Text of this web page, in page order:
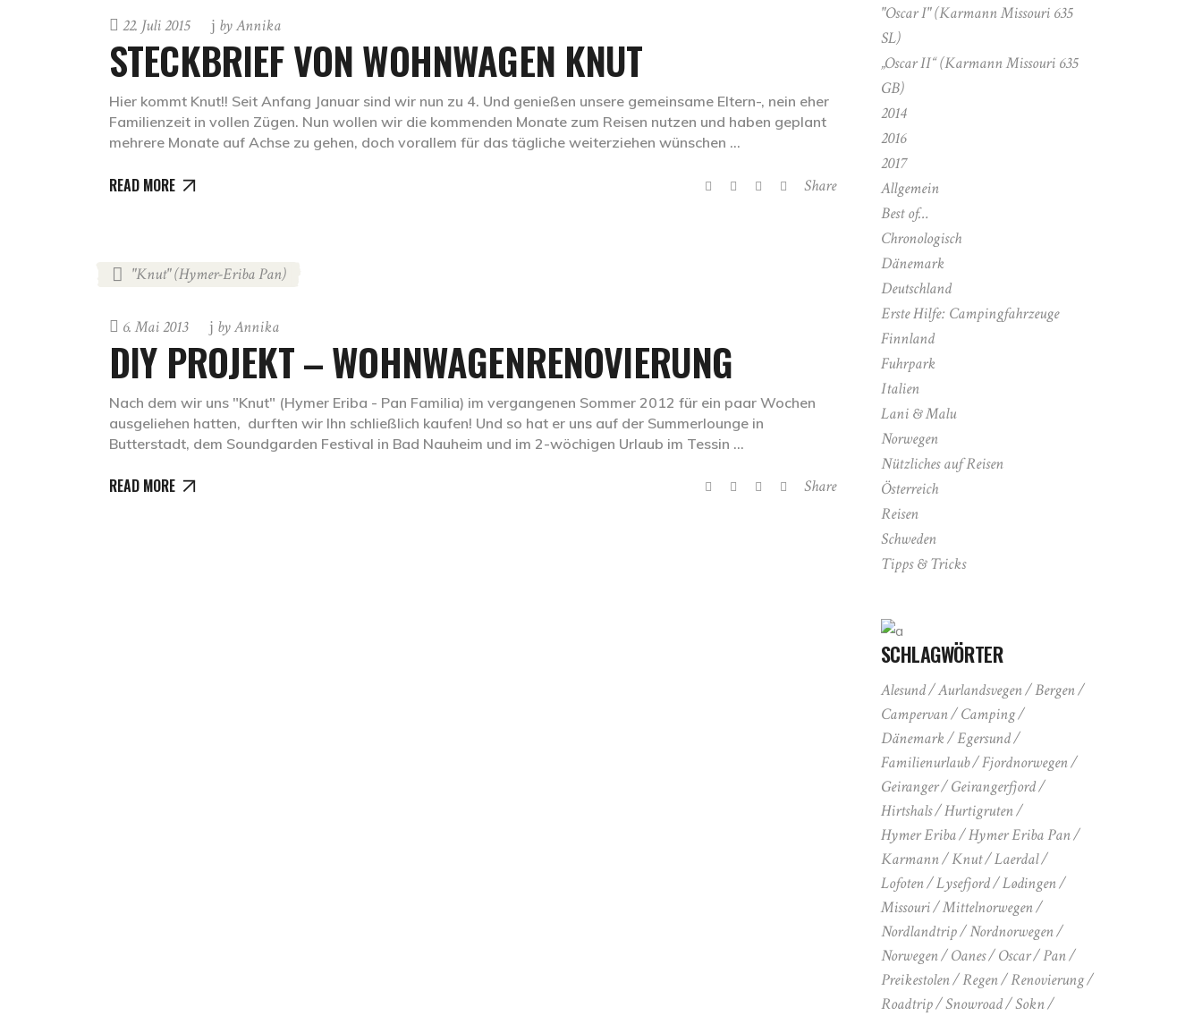
22. Juli 2015 byAnnika
STECKBRIEF VON WOHNWAGEN KNUT
Hier kommt Knut!! Seit Anfang Januar sind wir nun zu 4. Und genießen unsere gemeinsame Eltern-, nein eher
Familienzeit in vollen Zügen. Nun wollen wir die kommenden Monate zum Reisen nutzen und haben geplant
mehrere Monate auf Achse zu gehen, doch vorallem für das tägliche weiterziehen wünschen
READ MORE Share
"Knut" (Hymer-Eriba Pan)
6. Mai 2013 byAnnika
DIY PROJEKT – WOHNWAGENRENOVIERUNG
Nach dem wir uns "Knut" (Hymer Eriba - Pan Familia) im vergangenen Sommer 2012 für ein paar Wochen
ausgeliehen hatten, durften wir Ihn schließlich kaufen! Und so hat er uns auf der Summerlounge in
Butterstadt, dem Soundgarden Festival in Bad Nauheim und im 2-wöchigen Urlaub im Tessin
READ MORE Share
"Oscar I" (Karmann Missouri 635
SL)
„Oscar II“ (Karmann Missouri 635
GB)
2014
2016
2017
Allgemein
Best of…
Chronologisch
Dänemark
Deutschland
Erste Hilfe: Campingfahrzeuge
Finnland
Fuhrpark
Italien
Lani & Malu
Norwegen
Nützliches auf Reisen
Österreich
Reisen
Schweden
Tipps & Tricks
SCHLAGWÖRTER
Alesund Aurlandsvegen
Bergen
Campervan
Camping
Dänemark
Egersund
Familienurlaub
Fjordnorwegen
Geiranger
Geirangerfjord
Hirtshals
Hurtigruten
Hymer Eriba
Hymer Eriba Pan
Karmann
Knut
Laerdal
Lofoten
Lysefjord
Lødingen
Missouri
Mittelnorwegen
Nordlandtrip
Nordnorwegen
Norwegen
Oanes Oscar
Pan
Preikestolen
Regen
Renovierung
Roadtrip
Snowroad
Sokn